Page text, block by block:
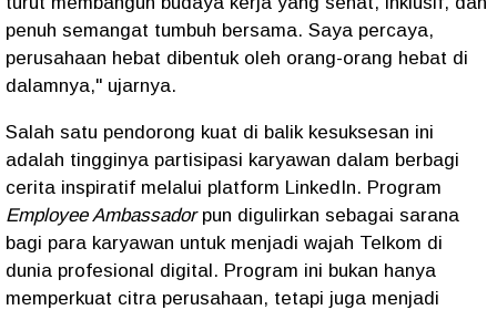
penuh semangat tumbuh bersama. Saya percaya,
perusahaan hebat dibentuk oleh orang-orang hebat di
dalamnya," ujarnya.
Salah satu pendorong kuat di balik kesuksesan ini
adalah tingginya partisipasi karyawan dalam berbagi
cerita inspiratif melalui platform LinkedIn. Program
Employee Ambassadorpun digulirkan sebagai sarana
bagi para karyawan untuk menjadi wajah Telkom di
dunia profesional digital. Program ini bukan hanya
memperkuat citra perusahaan, tetapi juga menjadi